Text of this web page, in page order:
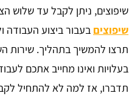
שיפוצים, ניתן לקבל עד שלוש
שיפוצים בעבור ביצוע העבודה
תרצו להמשיך בתהליך. שירות
בעלויות ואינו מחייב אתכם
תדברו, אז למה לא להתחיל